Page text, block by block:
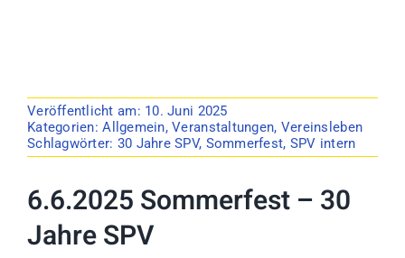
Veröffentlicht am: 10. Juni 2025
Kategorien:Allgemein,Veranstaltungen, Vereinsleben
Schlagwörter: 30 Jahre SPV, Sommerfest, SPV intern
6.6.2025 Sommerfest – 30
Jahre SPV